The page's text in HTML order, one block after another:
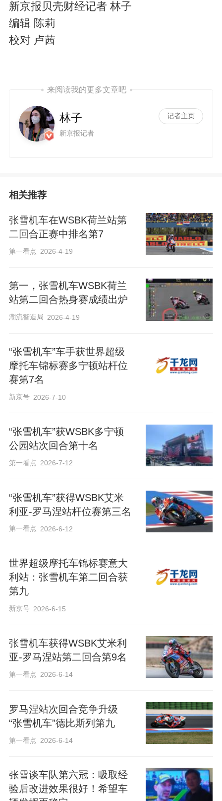
新京报贝壳财经记者 林子
编辑 陈莉
校对 卢茜
来阅读我的更多文章吧
林子
新京报记者
记者主页
相关推荐
张雪机车在WSBK荷兰站第
二回合正赛中排名第7
第一看点 2026-4-19
第一，张雪机车WSBK荷兰
站第二回合热身赛成绩出炉
潮流智造局 2026-4-19
“张雪机车”车手获世界超级
摩托车锦标赛多宁顿站杆位
赛第7名
新京号 2026-7-10
“张雪机车”获WSBK多宁顿
公园站次回合第十名
第一看点 2026-7-12
“张雪机车”获得WSBK艾米
利亚-罗马涅站杆位赛第三名
第一看点 2026-6-12
世界超级摩托车锦标赛意大
利站：张雪机车第二回合获
第九
新京号 2026-6-15
张雪机车获得WSBK艾米利
亚-罗马涅站第二回合第9名
第一看点 2026-6-14
罗马涅站次回合竞争升级
“张雪机车”德比斯列第九
第一看点 2026-6-14
张雪谈车队第六冠：吸取经
验后改进效果很好！希望车